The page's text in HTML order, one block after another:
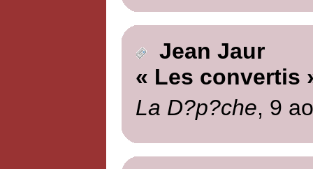
Jean Jaur
« Les convertis
La D?p?che, 9